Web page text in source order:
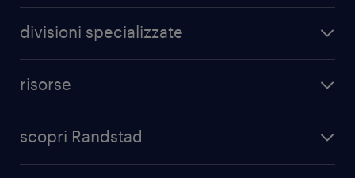
divisioni specializzate
risorse
scopri Randstad